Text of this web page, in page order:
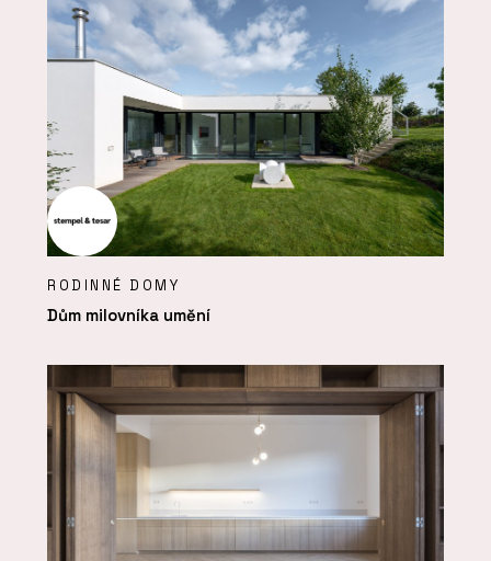
RODINNÉ DOMY
Dům milovníka umění